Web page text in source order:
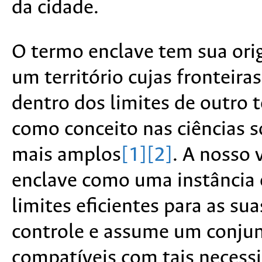
da cidade.
O termo enclave tem sua
um território cujas
dentro dos limites de outro
como conceito nas ciências
mais amplos [1] [2] . A nosso
enclave como uma instância
limites eficientes para as
controle e assume um